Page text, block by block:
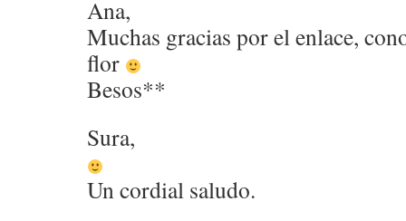
Ana,
Muchas gracias por el enlace,
flor
Besos**
Sura,
Un cordial saludo.